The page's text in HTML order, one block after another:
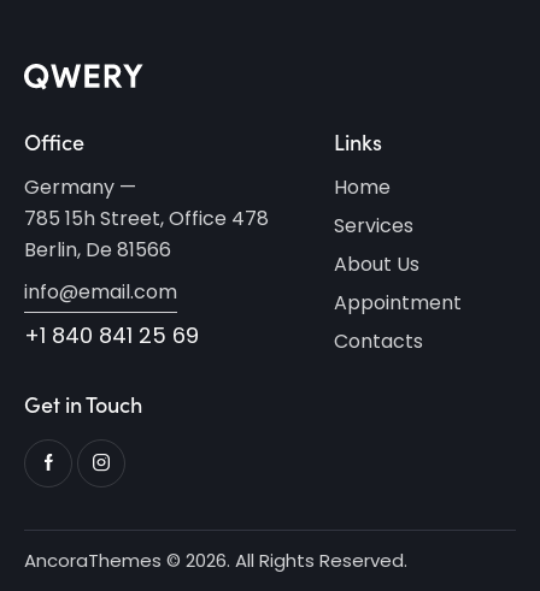
Office
Germany —
785 15h Street, Office 478
Berlin, De 81566
info@email.com
+1 840 841 25 69
Links
Home
Services
About Us
Appointment
Contacts
Get in Touch
AncoraThemes © 2026. All Rights Reserved.